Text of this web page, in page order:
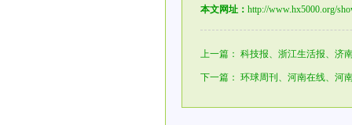
本文网址： http://www.hx5000.org/
上一篇： 科技报、浙江生活报、济
下一篇： 环球周刊、河南在线、河